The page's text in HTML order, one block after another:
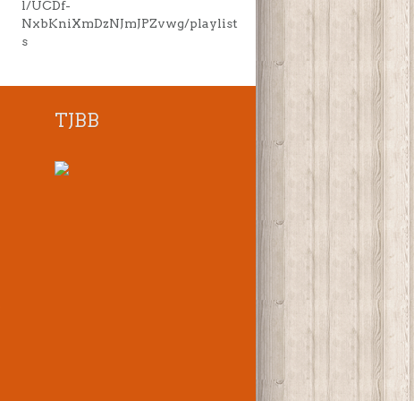
l/UCDf-
NxbKniXmDzNJmJPZvwg/playlist
s
TJBB